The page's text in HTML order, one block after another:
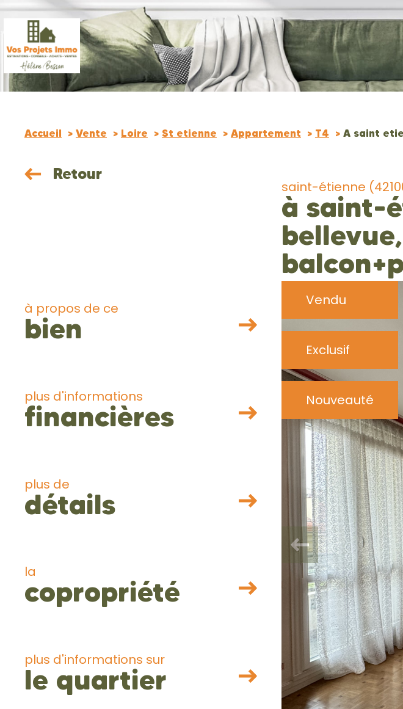
Accueil Vente Loire St etienne Appartement T4 A saint
Retour
saint-étienne
à saint-
à propos de ce
bien
plus d'informations
financières
plus de
détails
la
copropriété
plus d'informations sur
le quartier
Vendu
Exclusif
Nouveauté